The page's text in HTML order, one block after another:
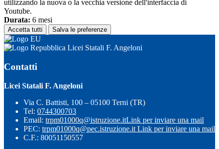
utilizzando la nuova o la vecchia versione dell'interfaccia di
Youtube.
Durata: 6 mesi
Accetta tutti Salva le preferenze
Licei Statali F. Angeloni
Contatti
Licei Statali F. Angeloni
Via C. Battisti, 100 – 05100 Terni (TR)
Tel: 0744300703
Email: trpm01000q@istruzione.itLink per inviare una mail
PEC: trpm01000q@pec.istruzione.it Link per inviare una mail
C.F.: 80051150557